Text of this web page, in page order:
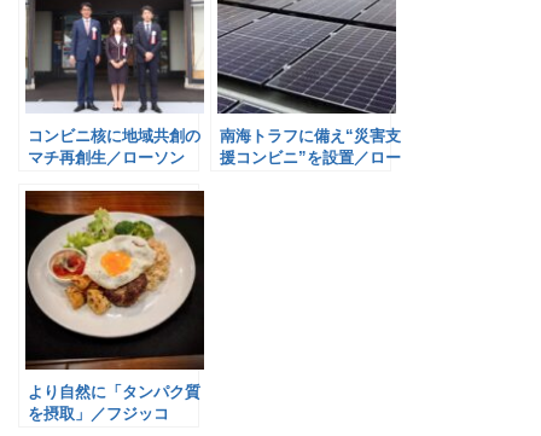
コンビニ核に地域共創の
マチ再創生／ローソン
南海トラフに備え“災害支
援コンビニ”を設置／ロー
より自然に「タンパク質
を摂取」／フジッコ